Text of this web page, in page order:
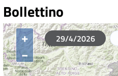
Bollettino
+
−
29/4/2026